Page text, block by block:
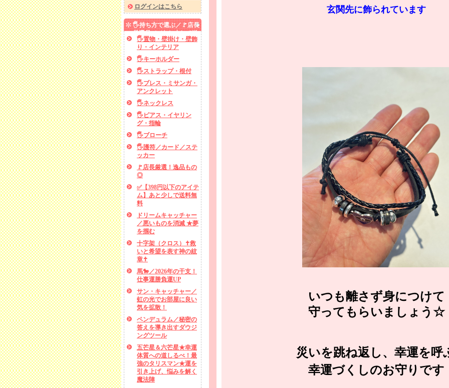
ログインはこちら
🖐️持ち方で選ぶ／🚩店長
厳選品／✅あと少しで送
料無料
🖐️置物・壁掛け・壁飾
り・インテリア
🖐️キーホルダー
🖐️ストラップ・根付
🖐️ブレス・ミサンガ・
アンクレット
🖐️ネックレス
🖐️ピアス・イヤリン
グ・指輪
🖐️ブローチ
🖐️護符／カード／ステ
ッカー
🚩店長厳選！逸品もの
◎
✅【398円以下のアイテ
ム】あと少しで送料無
料
ドリームキャッチャー
／悪いものを消滅 ★夢
を掴む
十字架（クロス）✝救
いと希望を表す神の紋
章✝
馬🐎／2026年の干支！
仕事運勝負運UP
サン・キャッチャー／
虹の光でお部屋に良い
気を拡散！
ペンデュラム／秘密の
答えを導き出すダウジ
ングツール
五芒星＆六芒星★幸運
体質への道しるべ！最
強のタリスマン★運を
引き上げ、悩みを解く
魔法陣
玄関先に飾られています
いつも離さず身につけて
守ってもらいましょう☆
災いを跳ね返し、幸運を呼
幸運づくしのお守りです